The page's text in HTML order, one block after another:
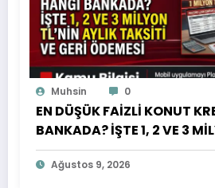
Muhsin 0
EN DÜŞÜK FAİZLİ KONUT
BANKADA? İŞTE 1, 2 VE 3
AYLIK TAKSİTİ VE GERİ
Ağustos 9, 2026